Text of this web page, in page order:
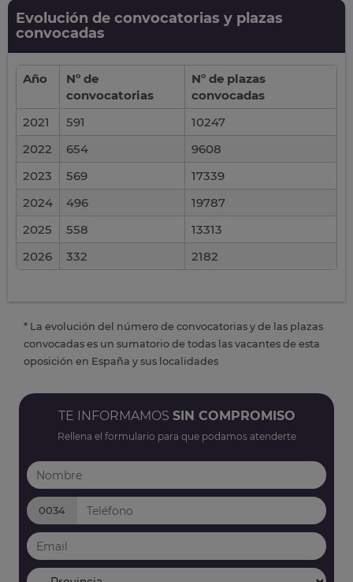
Evolución de convocatorias y plazas
convocadas
Año
Nº de
convocatorias
Nº de plazas
convocadas
2021
591
10247
2022
654
9608
2023
569
17339
2024
496
19787
2025
558
13313
2026
332 2182
* La evolución del número de convocatorias y de las plazas
convocadas es un sumatorio de todas las vacantes de esta
oposición en España y sus localidades
TE INFORMAMOS SIN COMPROMISO
Rellena el formulario para que podamos atenderte
0034